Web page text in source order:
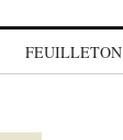
FEUILLETON